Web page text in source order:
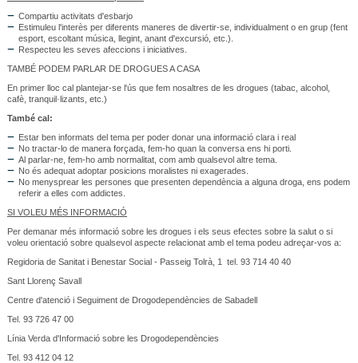
Compartiu activitats d'esbarjo
Estimuleu l'interès per diferents maneres de divertir-se, individualment o en grup (fent
esport, escoltant música, llegint, anant d'excursió, etc.).
Respecteu les seves afeccions i iniciatives.
TAMBÉ PODEM PARLAR DE DROGUES A CASA
En primer lloc cal plantejar-se l'ús que fem nosaltres de les drogues (tabac, alcohol,
cafè, tranquil·lizants, etc.)
També cal:
Estar ben informats del tema per poder donar una informació clara i real
No tractar-lo de manera forçada, fem-ho quan la conversa ens hi porti.
Al parlar-ne, fem-ho amb normalitat, com amb qualsevol altre tema.
No és adequat adoptar posicions moralistes ni exagerades.
No menysprear les persones que presenten dependència a alguna droga, ens podem
referir a elles com addictes.
SI VOLEU MÉS INFORMACIÓ
Per demanar més informació sobre les drogues i els seus efectes sobre la salut o si
voleu orientació sobre qualsevol aspecte relacionat amb el tema podeu adreçar-vos a:
Regidoria de Sanitat i Benestar Social - Passeig Tolrà, 1 tel. 93 714 40 40
Sant Llorenç Savall
Centre d'atenció i Seguiment de Drogodependències de Sabadell
Tel. 93 726 47 00
Línia Verda d'Informació sobre les Drogodependències
Tel. 93 412 04 12